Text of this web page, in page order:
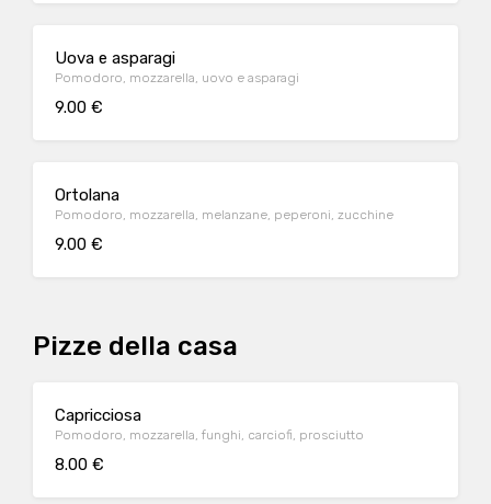
Uova e asparagi
Pomodoro, mozzarella, uovo e asparagi
9.00 €
Ortolana
Pomodoro, mozzarella, melanzane, peperoni, zucchine
9.00 €
Pizze della casa
Capricciosa
Pomodoro, mozzarella, funghi, carciofi, prosciutto
8.00 €